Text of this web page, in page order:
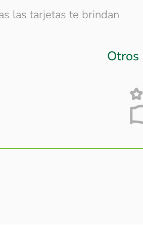
las tarjetas te brindan
Otros